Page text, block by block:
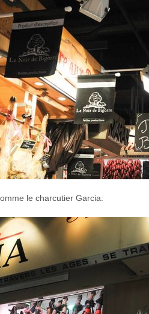
le charcutier Garcia: